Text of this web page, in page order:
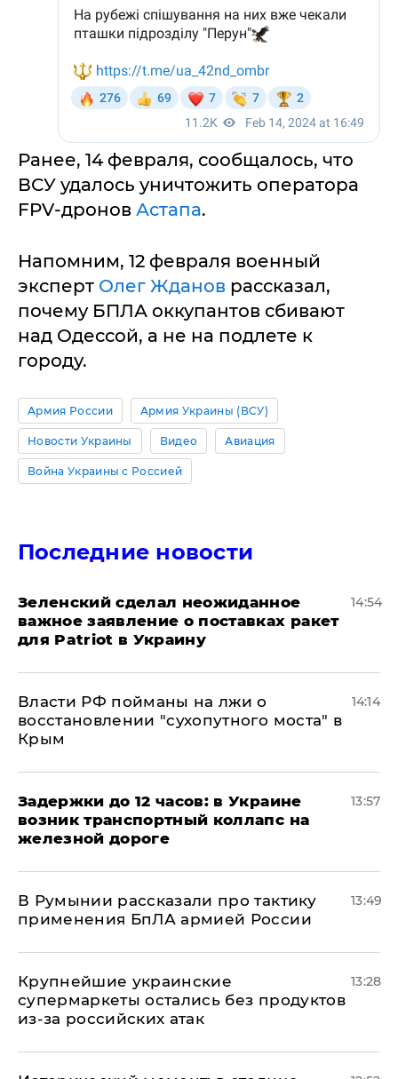
Ранее, 14 февраля, сообщалось, что
ВСУ удалось уничтожить оператора
FPV-дронов Астапа.
Напомним, 12 февраля военный
эксперт Олег Жданов рассказал,
почему БПЛА оккупантов сбивают
над Одессой, а не на подлете к
городу.
Армия России Армия Украины (ВСУ)
Новости Украины Видео Авиация
Война Украины с Россией
Последние новости
Зеленский сделал неожиданное
важное заявление о поставках ракет
для Patriot в Украину
14:54
Власти РФ пойманы на лжи о
восстановлении "сухопутного моста" в
Крым
14:14
Задержки до 12 часов: в Украине
возник транспортный коллапс на
железной дороге
13:57
В Румынии рассказали про тактику
применения БпЛА армией России
13:49
Крупнейшие украинские
супермаркеты остались без продуктов
из-за российских атак
13:28